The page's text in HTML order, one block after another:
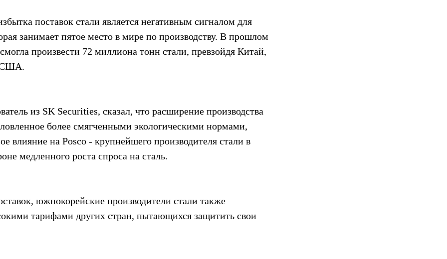
поставок стали является негативным сигналом для
занимает пятое место в мире по производству. В прошлом
произвести 72 миллиона тонн стали, превзойдя Китай,
США.
из SK Securities, сказал, что расширение производства
более смягченными экологическими нормами,
влияние на Posco - крупнейшего производителя стали в
медленного роста спроса на сталь.
южнокорейские производители стали также
тарифами других стран, пытающихся защитить свои